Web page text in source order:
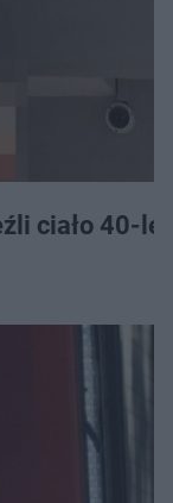
ciało 40-